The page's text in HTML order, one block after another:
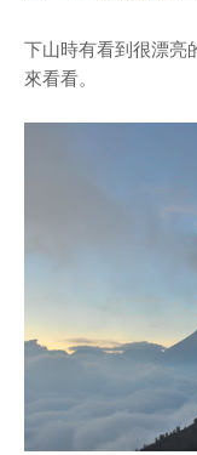
下山時有看到很漂亮
來看看。